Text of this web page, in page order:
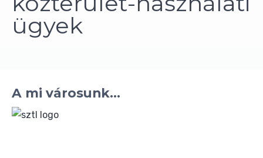
ügyek
A mi városunk...